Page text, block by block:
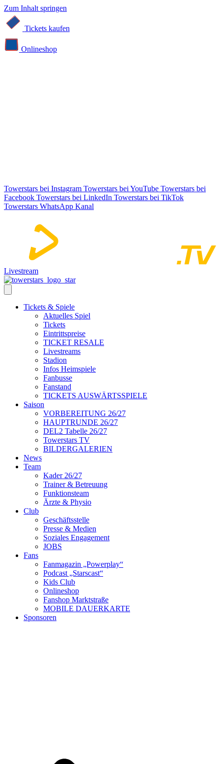
Zum Inhalt springen
Tickets kaufen
Online­shop
Towerstars bei Instagram Towerstars bei YouTube Towerstars bei
Facebook Towerstars bei LinkedIn Towerstars bei TikTok
Towerstars WhatsApp Kanal
Livestream
Tickets & Spiele
Aktuelles Spiel
Tickets
Eintrittspreise
TICKET RESALE
Livestreams
Stadion
Infos Heimspiele
Fanbusse
Fanstand
TICKETS AUSWÄRTSSPIELE
Saison
VORBEREITUNG 26/27
HAUPTRUNDE 26/27
DEL2 Tabelle 26/27
Towerstars TV
BILDERGALERIEN
News
Team
Kader 26/27
Trainer & Betreuung
Funktionsteam
Ärzte & Physio
Club
Geschäftsstelle
Presse & Medien
Soziales Engagement
JOBS
Fans
Fanmagazin „Powerplay“
Podcast „Starscast“
Kids Club
Onlineshop
Fanshop Marktstraße
MOBILE DAUERKARTE
Sponsoren